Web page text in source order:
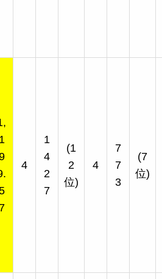
1
7
4
1
4
2
7
(1
2
位)
4
7
7
3
(7
位)